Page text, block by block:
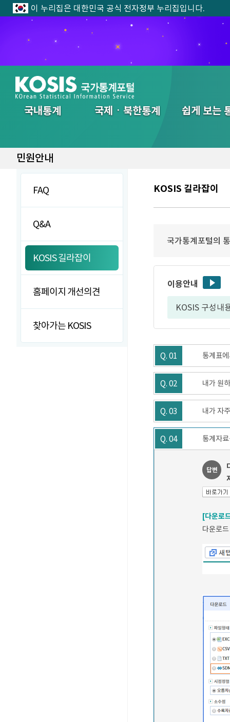
이 누리집은 대한민국 공식 전자정부 누리집입니다.
국내통계 국제ㆍ북한통계 쉽게 보는
민원안내
FAQ
Q&A
KOSIS 길라잡이
홈페이지 개선의견
찾아가는 KOSIS
KOSIS 길라잡이
국가통계포털의
이용안내
KOSIS 구성내
Q. 01 통계표
Q. 02 내가 원
Q. 03 내가 자
Q. 04 통계자
답변
[다운로
다운로